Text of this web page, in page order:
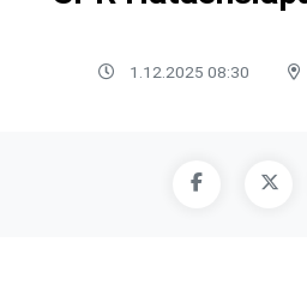
1.12.2025 08:30